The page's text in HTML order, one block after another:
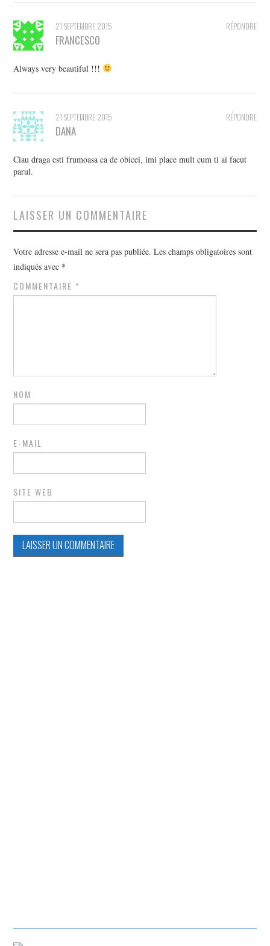
RÉPONDRE
21 SEPTEMBRE 2015
FRANCESCO
Always very beautiful !!!
RÉPONDRE
21 SEPTEMBRE 2015
DANA
Ciau draga esti frumoasa ca de obicei, imi place mult cum ti ai facut
parul.
LAISSER UN COMMENTAIRE
Votre adresse e-mail ne sera pas publiée. Les champs obligatoires sont
indiqués avec *
COMMENTAIRE *
NOM
E-MAIL
SITE WEB